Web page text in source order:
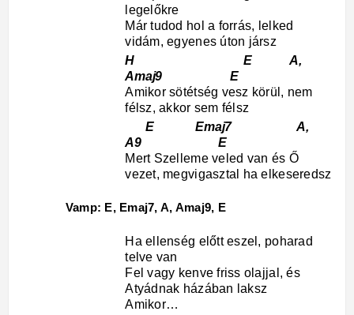
legelőkre
Már tudod hol a forrás, lelked
vidám, egyenes úton jársz
H E A,
Amaj9 E
Amikor sötétség vesz körül, nem
félsz, akkor sem félsz
E Emaj7 A,
A9 E
Mert Szelleme veled van és Ő
vezet, megvigasztal ha elkeseredsz
Vamp: E, Emaj7, A, Amaj9, E
Ha ellenség előtt eszel, poharad
telve van
Fel vagy kenve friss olajjal, és
Atyádnak házában laksz
Amikor…